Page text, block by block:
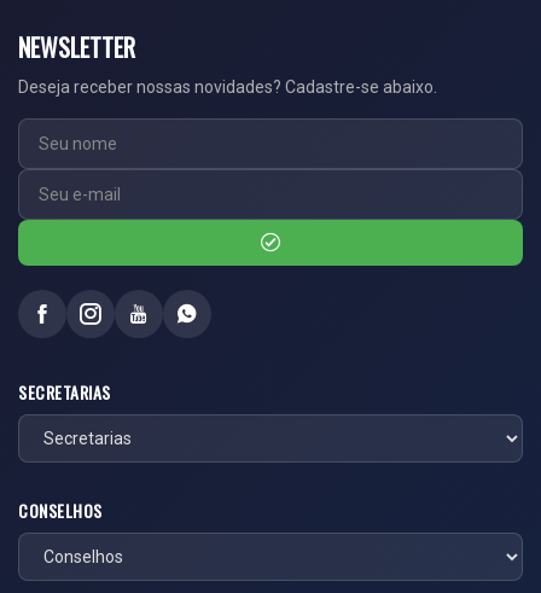
NEWSLETTER
Deseja receber nossas novidades? Cadastre-se abaixo.
SECRETARIAS
CONSELHOS